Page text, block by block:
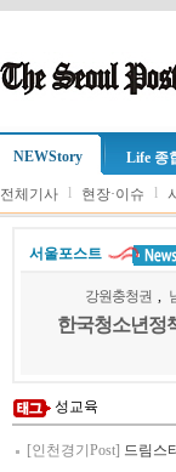
NEWStory Life 종
전체기사 l 현장·이슈 l
서울포스트
강원충청권
한국청소년정
성교육
[인천경기Post] 드림스